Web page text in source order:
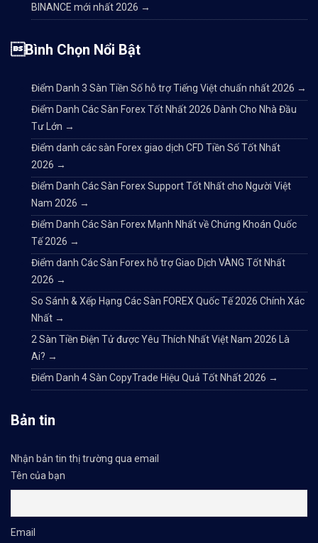
BINANCE mới nhất 2026 →
Bình Chọn Nổi Bật
Điểm Danh 3 Sàn Tiền Số hỗ trợ Tiếng Việt chuẩn nhất 2026 →
Điểm Danh Các Sàn Forex Tốt Nhất 2026 Dành Cho Nhà Đầu
Tư Lớn →
Điểm danh các sàn Forex giao dịch CFD Tiền Số Tốt Nhất
2026 →
Điểm Danh Các Sàn Forex Support Tốt Nhất cho Người Việt
Nam 2026 →
Điểm Danh Các Sàn Forex Mạnh Nhất về Chứng Khoán Quốc
Tế 2026 →
Điểm danh Các Sàn Forex hỗ trợ Giao Dịch VÀNG Tốt Nhất
2026 →
So Sánh & Xếp Hạng Các Sàn FOREX Quốc Tế 2026 Chính Xác
Nhất →
2 Sàn Tiền Điện Tử được Yêu Thích Nhất Việt Nam 2026 Là
Ai? →
Điểm Danh 4 Sàn CopyTrade Hiệu Quả Tốt Nhất 2026 →
Bản tin
Nhận bản tin thị trường qua email
Tên của bạn
Email